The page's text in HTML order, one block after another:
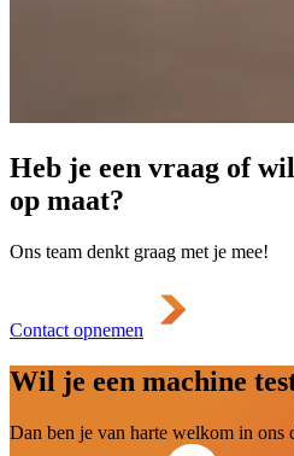
Heb je een vraag of
op maat?
Ons team denkt graag met je mee!
Contact opnemen
Wil je een machine
Dan ben je van harte welkom in ons